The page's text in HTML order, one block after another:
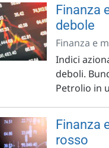
Finanza
debole
Finanza e
Indici
deboli.
Petrolio in
Finanza
rosso